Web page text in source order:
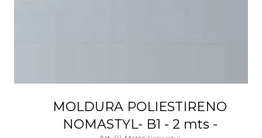
MOLDURA POLIESTIRENO
NOMASTYL- B1 - 2 mts -